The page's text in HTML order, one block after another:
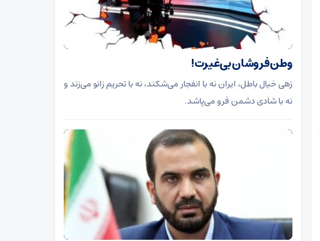
وطن‌فروشان بی‌غیرت!
زهی خیال باطل، ایران نه با انفجار می‌شکند، نه با تحریم زانو می‌زند و
نه با شادی دشمن فرو می‌پاشد.